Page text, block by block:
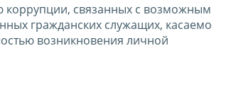
связанных с возможным
гражданских служащих, касаемо
возникновения личной